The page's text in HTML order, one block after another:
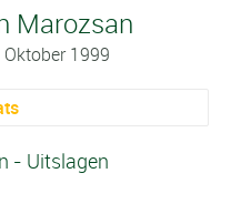
Marozsan
1999
- Uitslagen